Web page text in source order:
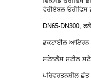
ਵੇਰੀਏਬਲ ਓਰੀਫਿਸ
DN65-DN300,
ਡਕਟਾਈਲ ਆਇਰਨ
ਸਟੇਨਲੈੱਸ ਸਟੀਲ
ਪਰਿਵਰਤਨਸ਼ੀਲ